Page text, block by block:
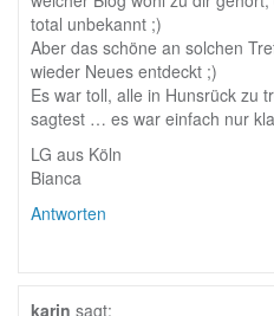
total unbekannt ;)
Aber das schöne an solchen
wieder Neues entdeckt ;)
Es war toll, alle in Hunsrück zu
sagtest … es war einfach nur
LG aus Köln
Bianca
Antworten
karin sagt: